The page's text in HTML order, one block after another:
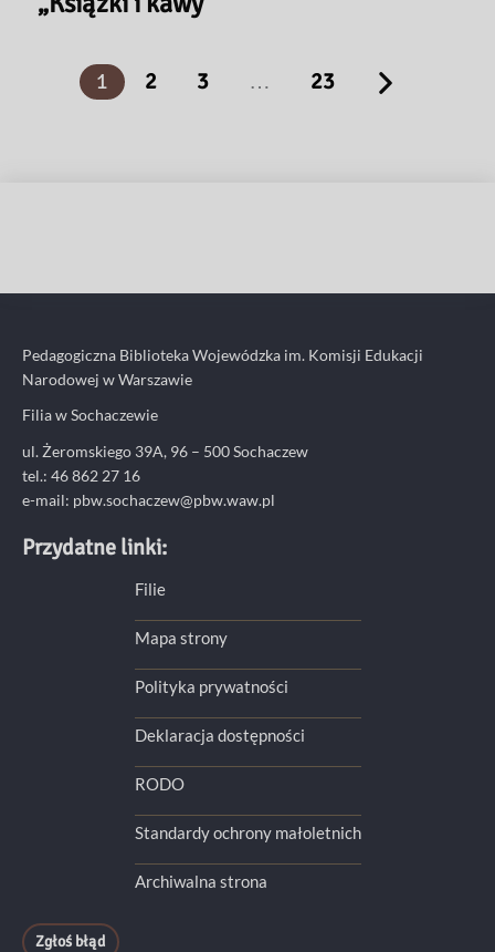
1 2 3 … 23
Pedagogiczna Biblioteka Wojewódzka im. Komisji Edukacji
Narodowej w Warszawie
Filia w Sochaczewie
ul. Żeromskiego 39A, 96 – 500 Sochaczew
tel.: 46 862 27 16
e-mail: pbw.sochaczew@pbw.waw.pl
Przydatne linki:
Filie
Mapa strony
Polityka prywatności
Deklaracja dostępności
RODO
Standardy ochrony małoletnich
Archiwalna strona
Zgłoś błąd